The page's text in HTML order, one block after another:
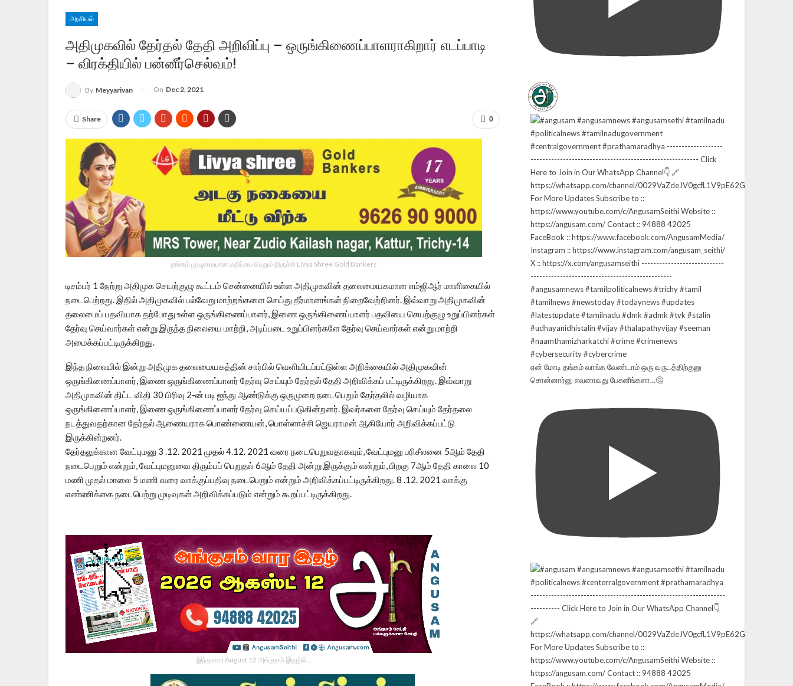
அரசியல்
அதிமுகவில் தேர்தல் தேதி அறிவிப்பு – ஒருங்கிணைப்பாளராகிறார் எடப்பாடி
– விரக்தியில் பன்னீர்செல்வம்!
By Meyyarivan On Dec 2, 2021
0
Share
தங்கம் முழுமையான மதிப்பை பெறும் திருச்சி Livya Shree Gold Bankers
டிசம்பர் 1 நேற்று அதிமுக செயற்குழு கூட்டம் சென்னையில் உள்ள அதிமுகவின் தலைமையகமான எம்ஜிஆர் மாளிகையில்
நடைபெற்றது. இதில் அதிமுகவில் பல்வேறு மாற்றங்களை செய்து தீர்மானங்கள் நிறைவேற்றினர். இவ்வாறு அதிமுகவின்
தலைமைப் பதவியாக தற்போது உள்ள ஒருங்கிணைப்பாளர், இணை ஒருங்கிணைப்பாளர் பதவியை செயற்குழு உறுப்பினர்கள்
தேர்வு செய்வார்கள் என்று இருந்த நிலையை மாற்றி, அடிப்படை உறுப்பினர்களே தேர்வு செய்வார்கள் என்று மாற்றி
அமைக்கப்பட்டிருக்கிறது.
இந்த நிலையில் இன்று அதிமுக தலைமையகத்தின் சார்பில் வெளியிடப்பட்டுள்ள அறிக்கையில் அதிமுகவின்
ஒருங்கிணைப்பாளர், இணை ஒருங்கிணைப்பாளர் தேர்வு செய்யும் தேர்தல் தேதி அறிவிக்கப் பட்டிருக்கிறது. இவ்வாறு
அதிமுகவின் திட்ட விதி 30 பிரிவு 2-ன் படி ஐந்து ஆண்டுக்கு ஒருமுறை நடைபெறும் தேர்தலில் வழியாக
ஒருங்கிணைப்பாளர், இணை ஒருங்கிணைப்பாளர் தேர்வு செய்யப்படுகின்றனர். இவர்களை தேர்வு செய்யும் தேர்தலை
நடத்துவதற்கான தேர்தல் ஆணையராக பொண்ணையன், பொள்ளாச்சி ஜெயராமன் ஆகியோர் அறிவிக்கப்பட்டு
இருக்கின்றனர்.
தேர்தலுக்கான வேட்புமனு 3 .12‌. 2021 முதல் 4.12. 2021 வரை நடைபெறுவதாகவும், வேட்புமனு பரிசீலனை 5ஆம் தேதி
நடைபெறும் என்றும், வேட்புமனுவை திரும்பப் பெறுதல் 6ஆம் தேதி அன்று இருக்கும் என்றும், பிறகு 7ஆம் தேதி காலை 10
மணி முதல் மாலை 5 மணி வரை வாக்குப்பதிவு நடைபெறும் என்றும் அறிவிக்கப்பட்டிருக்கிறது. 8 .12. 2021 வாக்கு
எண்ணிக்கை நடைபெற்று முடிவுகள் அறிவிக்கப்படும் என்றும் கூறப்பட்டிருக்கிறது.
இந்த வார August 12 அங்குசம் இதழில்…
ஏன் மோடி தங்கம் வாங்க வேண்டாம் ஒரு வருடத்திற்குனு
சொன்னார்னு எவனாவது பேசுனீங்களா...🤔